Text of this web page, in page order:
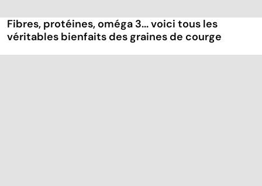
Fibres, protéines, oméga 3... voici tous les
véritables bienfaits des graines de courge